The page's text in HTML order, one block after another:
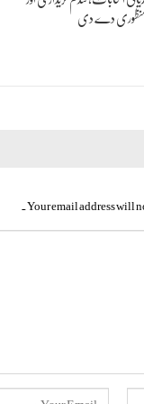
منظوری دے دی
Your email address will